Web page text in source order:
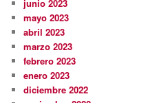
junio 2023
mayo 2023
abril 2023
marzo 2023
febrero 2023
enero 2023
diciembre 2022